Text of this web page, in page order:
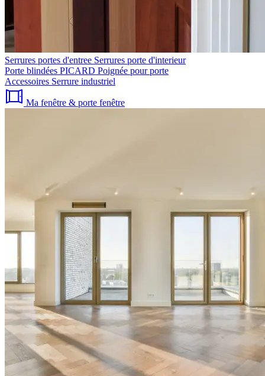
Serrures portes d'entree Serrures porte d'interieur
Porte blindées PICARD Poignée pour porte
Accessoires Serrure industriel
Ma fenêtre & porte fenêtre